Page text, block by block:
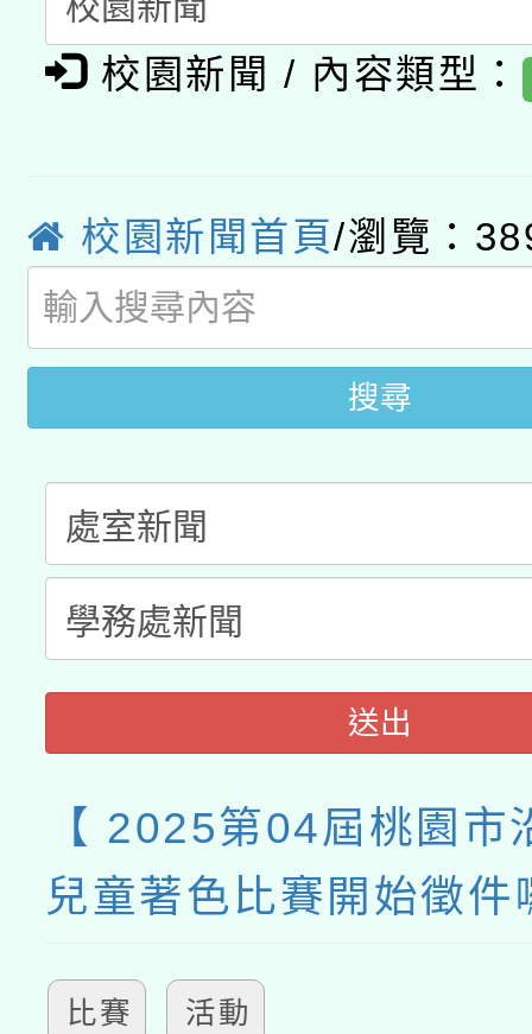
礎課程
A3數位素養講師名單
「數位內容與教學軟
薪期間赴陸應申請許可
業技術研究院辦理「
用水績優單位及節水達
115年8月22日(星期六
桃園市孔廟祈福系列
開 智慧啟航」
2026年桃園地景藝術
校園新聞 / 內容類型：
校園新聞首頁/瀏覽：
搜尋
送出
【 2025第04屆桃園市
兒童著色比賽開始徵件
比賽 活動